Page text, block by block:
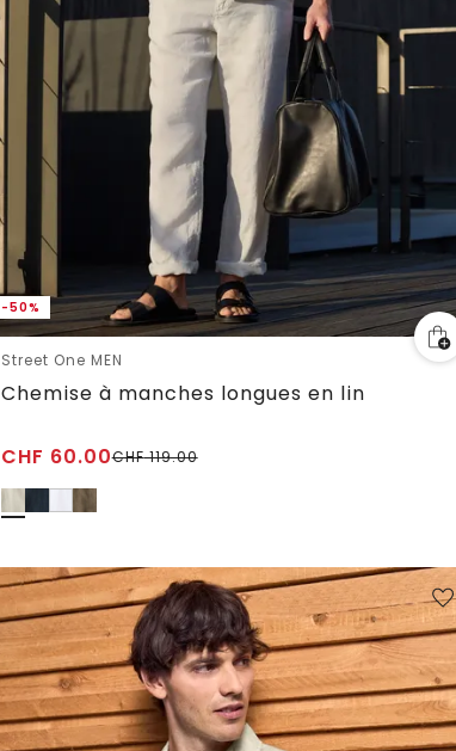
-50%
Street One MEN
Chemise à manches longues en lin
CHF 60.00CHF119.00